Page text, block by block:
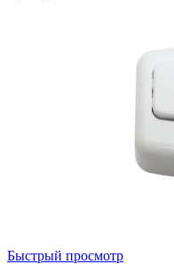
Быстрый просмотр